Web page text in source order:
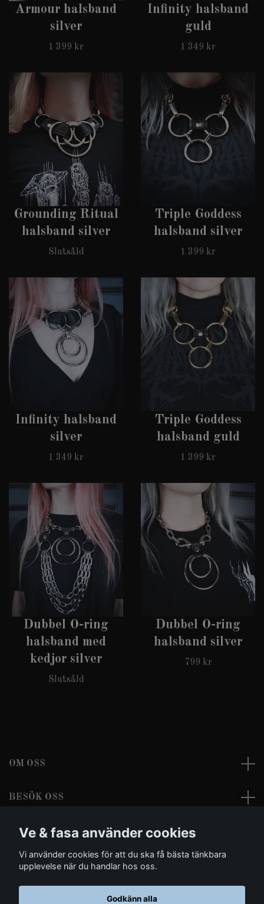
Armour halsband
silver
1 399 kr
Infinity halsband
guld
1 349 kr
Grounding Ritual
halsband silver
Slutsåld
Triple Goddess
halsband silver
1 399 kr
Infinity halsband
silver
1 349 kr
Triple Goddess
halsband guld
1 399 kr
Dubbel O-ring
halsband med
kedjor silver
Slutsåld
Dubbel O-ring
halsband silver
799 kr
OM OSS
BESÖK OSS
LÄS MER
Sociala medier
Ve & fasa använder cookies
Vi använder cookies för att du ska få bästa tänkbara
upplevelse när du handlar hos oss.
Godkänn alla